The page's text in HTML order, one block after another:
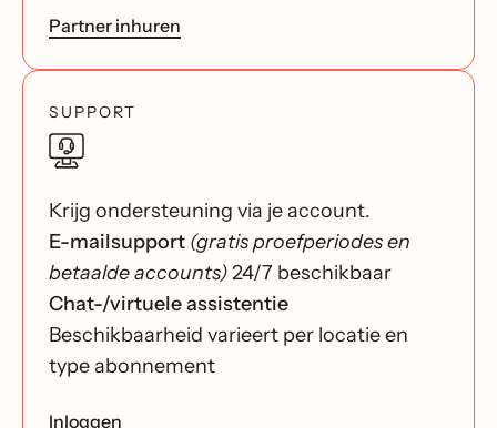
Partner inhuren
SUPPORT
Krijg ondersteuning via je account.
E-mailsupport (gratis proefperiodes en
betaalde accounts)24/7 beschikbaar
Chat-/virtuele assistentie
Beschikbaarheid varieert per locatie en
type abonnement
Inloggen